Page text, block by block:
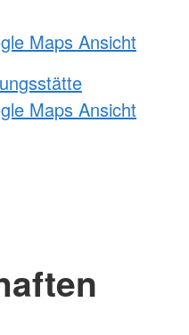
Maps Ansicht
Maps Ansicht